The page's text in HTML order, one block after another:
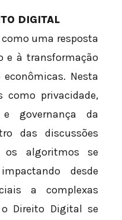
DIGITAL
uma resposta
e à transformação
Nesta
como privacidade,
governança da
das discussões
algoritmos se
desde
a complexas
Direito Digital se